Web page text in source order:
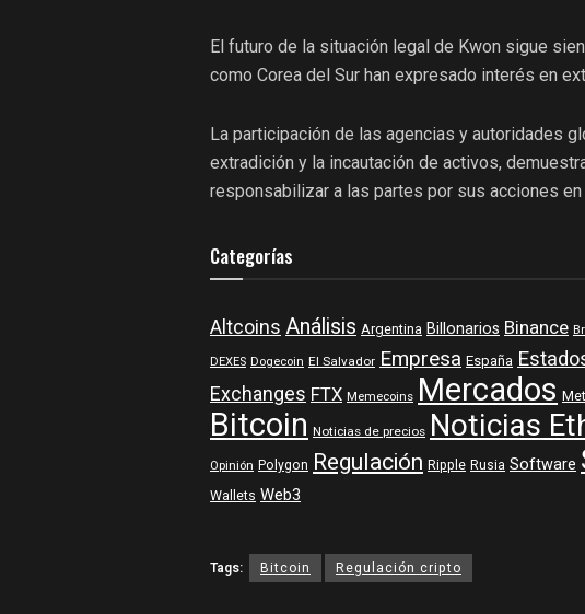
El futuro de la situación legal de Kwon sigue
como Corea del Sur han expresado interés en
La participación de las agencias y autoridades
extradición y la incautación de activos,
responsabilizar a las partes por sus acciones
Categorías
AltcoinsAnálisis Argentina Billonarios Binance
DEXES Dogecoin El Salvador Empresa España
ExchangesFTX Memecoins Mercados
Bitcoin Noticias de precios Noticias
Opinión Polygon Regulación Ripple Rusia Software
Wallets Web3
Tags: Bitcoin Regulación cripto